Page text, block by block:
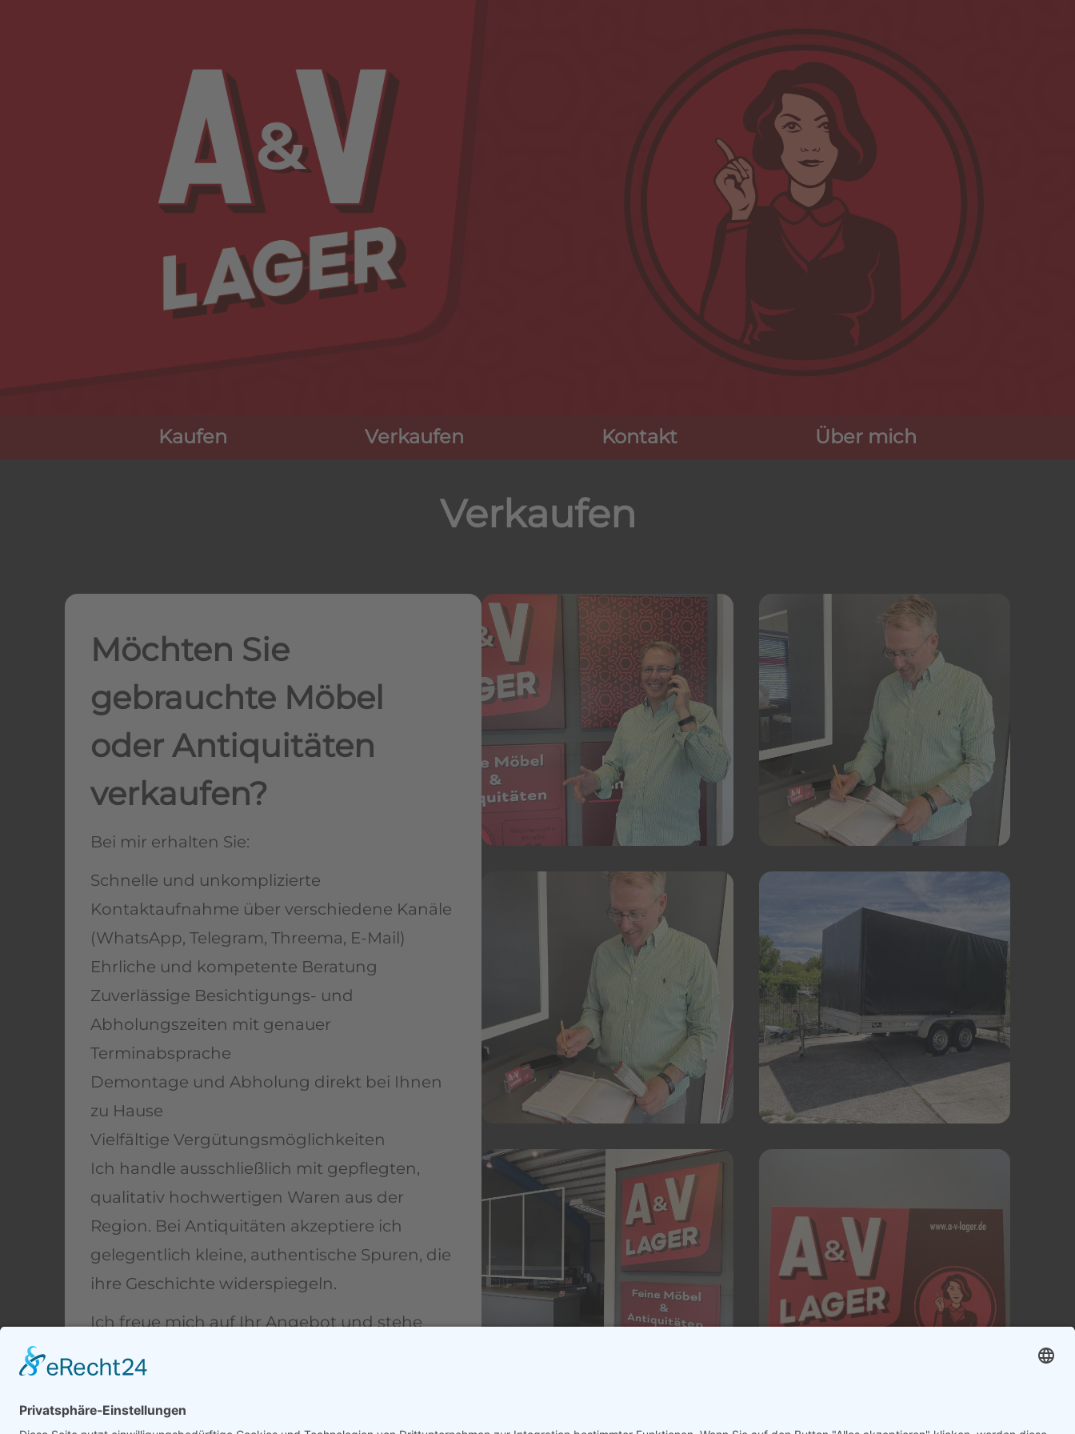
Navigation
Kaufen Verkaufen Kontakt Über mich
Verkaufen
Möchten Sie
gebrauchte Möbel
oder Antiquitäten
verkaufen?
Bei mir erhalten Sie:
Schnelle und unkomplizierte
Kontaktaufnahme über verschiedene Kanäle
(WhatsApp, Telegram, Threema, E-Mail)
Ehrliche und kompetente Beratung
Zuverlässige Besichtigungs- und
Abholungszeiten mit genauer
Terminabsprache
Demontage und Abholung direkt bei Ihnen
zu Hause
Vielfältige Vergütungsmöglichkeiten
Ich handle ausschließlich mit gepflegten,
qualitativ hochwertigen Waren aus der
Region. Bei Antiquitäten akzeptiere ich
gelegentlich kleine, authentische Spuren, die
ihre Geschichte widerspiegeln.
Ich freue mich auf Ihr Angebot und stehe